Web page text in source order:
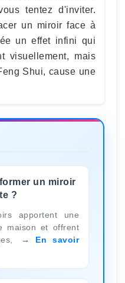
tentez d'inviter.
un miroir face à
un effet infini qui
visuellement, mais
Shui, cause une
un miroir
?
apportent une
maison et offrent
En savoir